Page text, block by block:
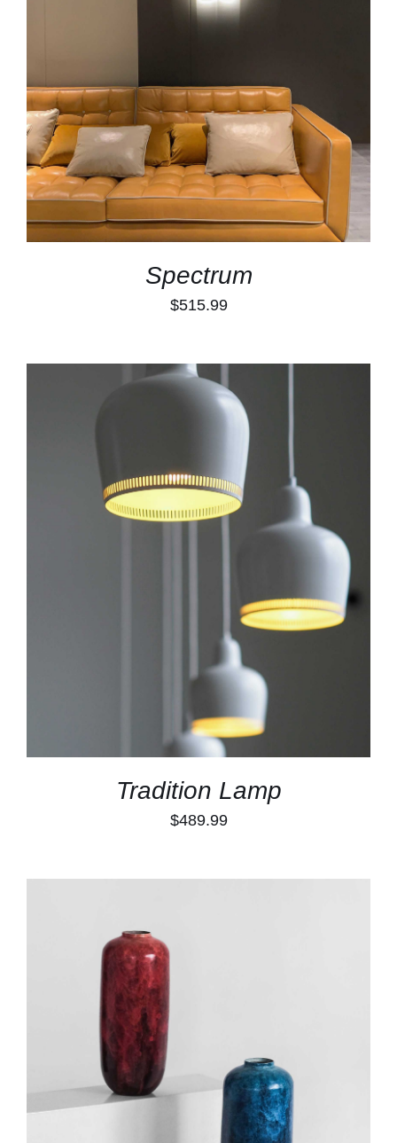
Spectrum
$515.99
Tradition Lamp
$489.99
TOEVOEGEN AAN WINKELWAGEN
DETAILS